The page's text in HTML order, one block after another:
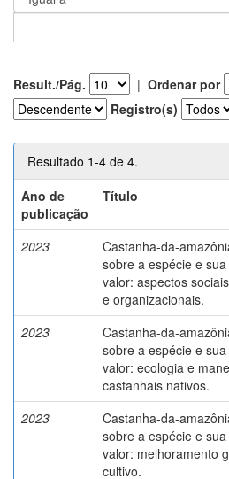
Result./Pág. | Ordenar por
Registro(s)
Resultado 1-4 de 4.
Ano de
publicação
Título
2023
Castanha-da-
sobre a espécie e
valor: aspectos
e organizacionais.
2023
Castanha-da-
sobre a espécie e
valor: ecologia e
castanhais nativos.
2023
Castanha-da-
sobre a espécie e
valor: melhoramento
cultivo.